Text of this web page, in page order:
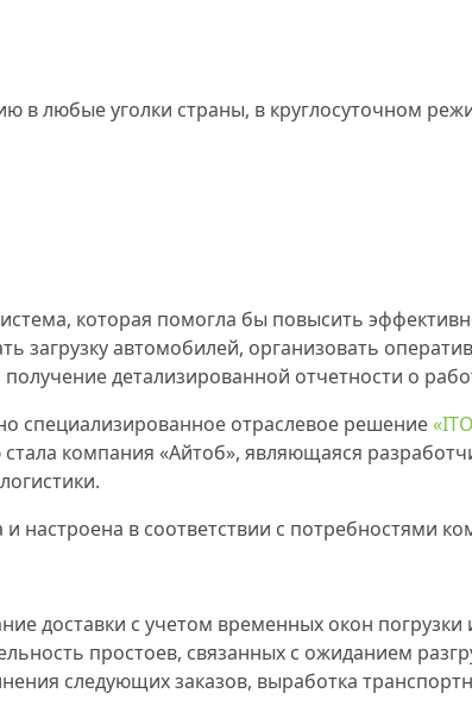
в любые уголки страны, в круглосуточном
которая помогла бы повысить
загрузку автомобилей, организовать
детализированной отчетности о
специализированное отраслевое решение
компания «Айтоб», являющаяся
настроена в соответствии с потребностями
с учетом временных окон погрузки
простоев, связанных с ожиданием
следующих заказов, выработка